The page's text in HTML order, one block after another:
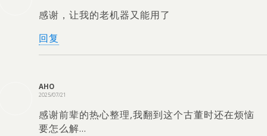
感谢，让我的老机器又能用了
回复
AHO
2025/07/21
感谢前辈的热心整理,我翻到这个古董时还在烦恼
要怎么解…